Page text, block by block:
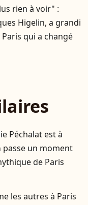
rien à voir" :
Higelin, a grandi
qui a changé
Péchalat est à
passe un moment
de Paris
les autres à Paris